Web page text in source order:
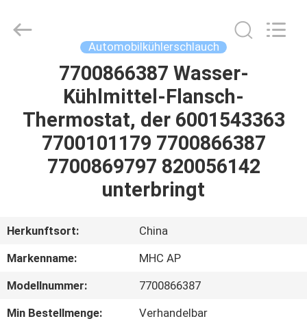
PRODUKTE
FABRIK-
AUSFLUG
QUALITÄTSKONTROLLE
Parts
Limited.
Automobilkühlerschlauch
7700866387 Wasser-
Kühlmittel-Flansch-
Thermostat, der 6001543363
7700101179 7700866387
7700869797 820056142
unterbringt
Herkunftsort:
China
Markenname:
MHC AP
Modellnummer:
7700866387
Min Bestellmenge:
Verhandelbar